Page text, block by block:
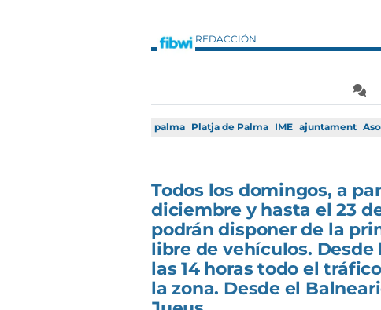
REDACCIÓN
palma Platja de Palma IME ajuntament
Todos los domingos, a
diciembre y hasta el 23
podrán disponer de la
libre de vehículos. Desde
las 14 horas todo el
la zona. Desde el